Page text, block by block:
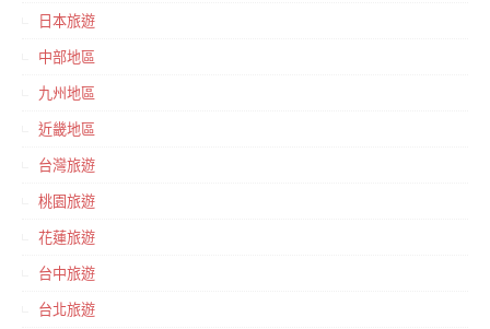
日本旅遊
中部地區
九州地區
近畿地區
台灣旅遊
桃園旅遊
花蓮旅遊
台中旅遊
台北旅遊